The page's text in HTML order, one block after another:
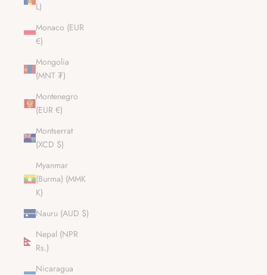
L)
Monaco (EUR
€)
Mongolia
(MNT ₮)
Montenegro
(EUR €)
Montserrat
(XCD $)
Myanmar
(Burma) (MMK
K)
Nauru (AUD $)
Nepal (NPR
Rs.)
Nicaragua